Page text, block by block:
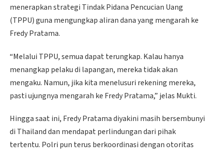
menerapkan strategi Tindak Pidana Pencucian Uang
(TPPU) guna mengungkap aliran dana yang mengarah ke
Fredy Pratama.
“Melalui TPPU, semua dapat terungkap. Kalau hanya
menangkap pelaku di lapangan, mereka tidak akan
mengaku. Namun, jika kita menelusuri rekening mereka,
pasti ujungnya mengarah ke Fredy Pratama,” jelas Mukti.
Hingga saat ini, Fredy Pratama diyakini masih bersembunyi
di Thailand dan mendapat perlindungan dari pihak
tertentu. Polri pun terus berkoordinasi dengan otoritas